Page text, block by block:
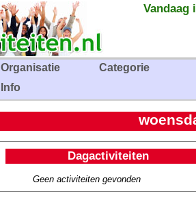
Vandaag
Organisatie
Categorie
Info
Dagactiviteiten
Geen activiteiten gevonden